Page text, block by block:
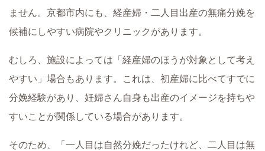
ません。京都市内にも、経産婦・二人目出産の無痛分娩を
候補にしやすい病院やクリニックがあります。
むしろ、施設によっては「経産婦のほうが対象として考え
やすい」場合もあります。これは、初産婦に比べてすでに
分娩経験があり、妊婦さん自身も出産のイメージを持ちや
すいことが関係している場合があります。
そのため、「一人目は自然分娩だったけれど、二人目は無